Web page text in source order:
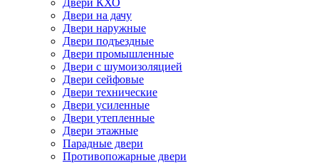
Двери КХО
Двери на дачу
Двери наружные
Двери подъездные
Двери промышленные
Двери с шумоизоляцией
Двери сейфовые
Двери технические
Двери усиленные
Двери утепленные
Двери этажные
Парадные двери
Противопожарные двери